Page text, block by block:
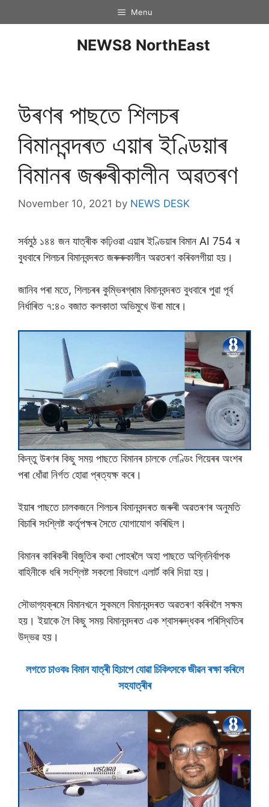
Menu
NEWS8 NorthEast
উৰণৰ পাছতে শিলচৰ
বিমানবন্দৰত এয়াৰ ইণ্ডিয়াৰ
বিমানৰ জৰুৰীকালীন অৱতৰণ
November 10, 2021 by NEWS DESK
সৰ্বমুঠ ১৪৪ জন যাত্ৰীক কঢ়িওৱা এয়াৰ ইণ্ডিয়াৰ বিমান AI 754 ৰ
বুধবাৰে শিলচৰ বিমানবন্দৰত জৰুৰুকালীন অৱতৰণ কৰিবলগীয়া হয়।
জানিব পৰা মতে, শিলচৰৰ কুম্ভিৰগ্ৰাম বিমানবন্দৰত বুধবাৰে পুৱা পূৰ্ব
নিৰ্ধাৰিত ৭:৪০ বজাত কলকাতা অভিমুখে উৰা মাৰে।
কিন্তু উৰণৰ কিছু সময় পাছতে বিমানৰ চালকে লেণ্ডিং গিয়েৰৰ অংশৰ
পৰা ধােঁৱা নিৰ্গত হােৱা প্ৰত্যক্ষ কৰে।
ইয়াৰ পাছতে চালকজনে শিলচৰ বিমানবন্দৰত জৰুৰী অৱতৰণৰ অনুমতি
বিচাৰি সংশ্লিষ্ট কৰ্তৃপক্ষৰ সৈতে যোগাযোগ কৰিছিল।
বিমানৰ কাৰিকৰী বিজুতিৰ কথা পােহৰলৈ অহা পাছতে অগ্নিনিৰ্বাপক
বাহিনীকে ধৰি সংশ্লিষ্ট সকলাে বিভাগে এলাৰ্ট কৰি দিয়া হয়।
সৌভাগ্যক্ৰমে বিমানখনে সুকমলে বিমানবন্দৰত অৱতৰণ কৰিবলৈ সক্ষম
হয়। ইয়াকে লৈ কিছু সময় বিমানবন্দৰত এক শ্বাসৰুদ্ধকৰ পৰিস্থিতিৰ
উদ্ভৱ হয়।
লগতে চাওকঃ বিমান যাত্ৰী হিচাপে যোৱা চিকিৎসকে জীৱন ৰক্ষা কৰিলে
সহযাত্ৰীৰ